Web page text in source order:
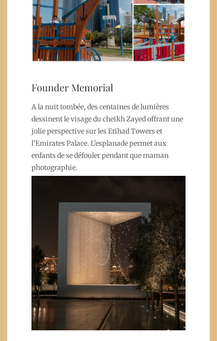
Founder Memorial
A la nuit tombée, des centaines de lumières
dessinent le visage du cheikh Zayed offrant une
jolie perspective sur les Etihad Towers et
l’Emirates Palace. L’esplanade permet aux
enfants de se défouler pendant que maman
photographie.